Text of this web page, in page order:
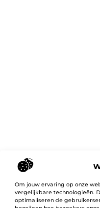
Om jouw ervaring op onze
vergelijkbare technologieën.
optimaliseren de